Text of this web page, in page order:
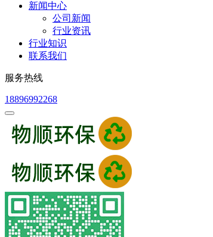
新闻中心
公司新闻
行业资讯
行业知识
联系我们
服务热线
18896992268